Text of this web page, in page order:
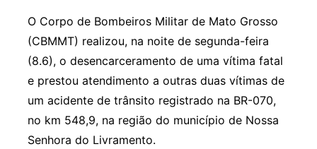
O Corpo de Bombeiros Militar de Mato Grosso
(CBMMT) realizou, na noite de segunda-feira
(8.6), o desencarceramento de uma vítima fatal
e prestou atendimento a outras duas vítimas de
um acidente de trânsito registrado na BR-070,
no km 548,9, na região do município de Nossa
Senhora do Livramento.